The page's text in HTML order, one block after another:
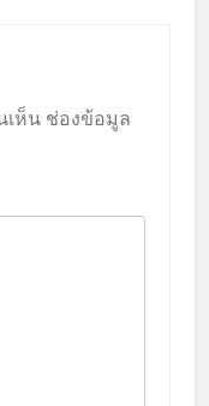
เห็น ช่องข้อมูล